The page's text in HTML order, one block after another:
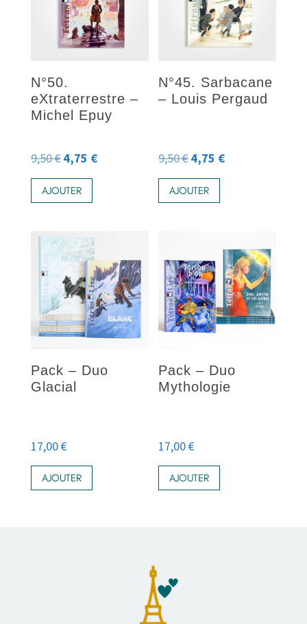
N°50.
eXtraterrestre –
Michel Epuy
9,50€ Le
prix
initial
4,75 €Le
AJOUTER
N°45. Sarbacane
– Louis Pergaud
9,50€ Le
prix
initial
4,75 €Le
AJOUTER
Pack – Duo
Glacial
17,00€
AJOUTER
Pack – Duo
Mythologie
17,00€
AJOUTER